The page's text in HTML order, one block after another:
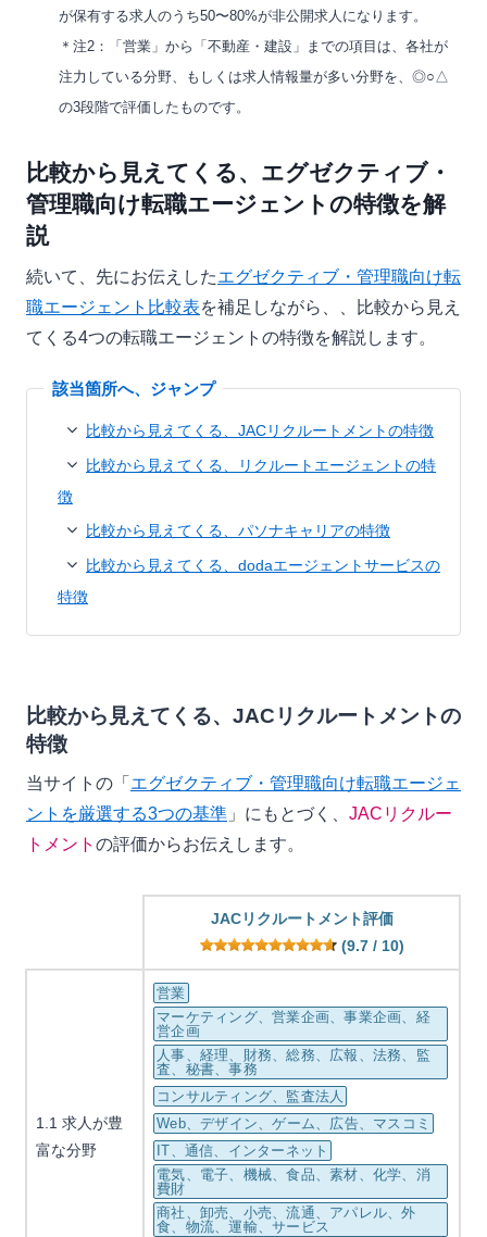
が保有する求人のうち50〜80%が非公開求人になります。
＊注2：「営業」から「不動産・建設」までの項目は、各社が
注力している分野、もしくは求人情報量が多い分野を、◎○△
の3段階で評価したものです。
比較から見えてくる、エグゼクティブ・
管理職向け転職エージェントの特徴を解
説
続いて、先にお伝えしたエグゼクティブ・管理職向け転
職エージェント比較表を補足しながら、、比較から見え
てくる4つの転職エージェントの特徴を解説します。
比較から見えてくる、JACリクルートメントの特徴
比較から見えてくる、リクルートエージェントの特
徴
比較から見えてくる、パソナキャリアの特徴
比較から見えてくる、dodaエージェントサービスの
特徴
比較から見えてくる、JACリクルートメントの
特徴
当サイトの「 エグゼクティブ・管理職向け転職エージェ
ントを厳選する3つの基準 」にもとづく、 JACリクルー
トメント の評価からお伝えします。
JACリクルートメント評価
(9.7 / 10)
1.1 求人が豊
富な分野
営業
マーケティング、営業企画、事業企画、経
営企画
人事、経理、財務、総務、広報、法務、監
査、秘書、事務
コンサルティング、監査法人
Web、デザイン、ゲーム、広告、マスコミ
IT、通信、インターネット
電気、電子、機械、食品、素材、化学、消
費財
商社、卸売、小売、流通、アパレル、外
食、物流、運輸、サービス